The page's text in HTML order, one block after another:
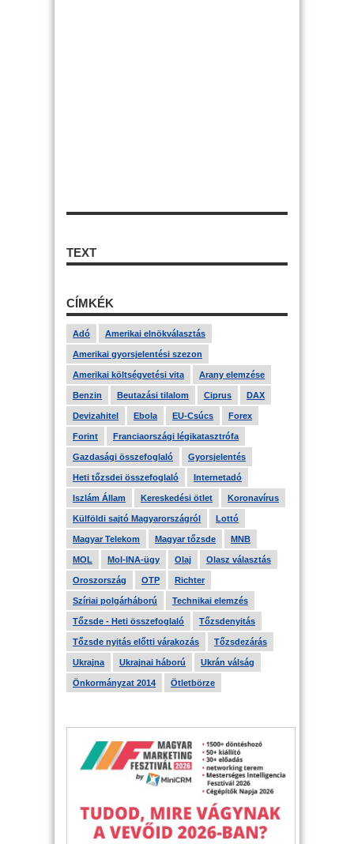
TEXT
CÍMKÉK
Adó Amerikai elnökválasztás
Amerikai gyorsjelentési szezon
Amerikai költségvetési vita Arany elemzése
Benzin Beutazási tilalom Ciprus DAX
Devizahitel Ebola EU-Csúcs Forex
Forint Franciaországi légikatasztrófa
Gazdasági összefoglaló Gyorsjelentés
Heti tőzsdei összefoglaló Internetadó
Iszlám Állam Kereskedési ötlet Koronavírus
Külföldi sajtó Magyarországról Lottó
Magyar Telekom Magyar tőzsde MNB
MOL Mol-INA-ügy Olaj Olasz választás
Oroszország OTP Richter
Szíriai polgárháború Technikai elemzés
Tőzsde - Heti összefoglaló Tőzsdenyitás
Tőzsde nyitás előtti várakozás Tőzsdezárás
Ukrajna Ukrajnai háború Ukrán válság
Önkormányzat 2014 Ötletbörze